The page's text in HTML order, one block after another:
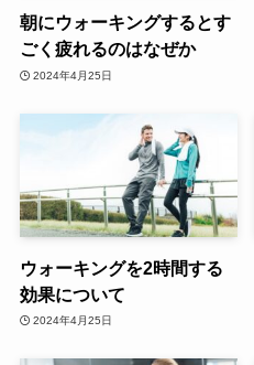
朝にウォーキングするとす
ごく疲れるのはなぜか
2024年4月25日
ウォーキングを2時間する
効果について
2024年4月25日